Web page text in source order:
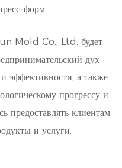
форм.
Mold Co., Ltd. будет
дух
эффективности, а также
прогрессу и
предоставлять клиентам
и услуги.